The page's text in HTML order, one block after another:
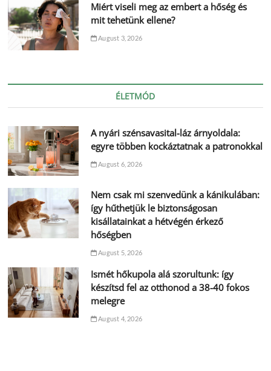
Miért viseli meg az embert a hőség és
mit tehetünk ellene?
August 3, 2026
ÉLETMÓD
A nyári szénsavasital-láz árnyoldala:
egyre többen kockáztatnak a patronokkal
August 6, 2026
Nem csak mi szenvedünk a kánikulában:
így hűthetjük le biztonságosan
kisállatainkat a hétvégén érkező
hőségben
August 5, 2026
Ismét hőkupola alá szorultunk: így
készítsd fel az otthonod a 38-40 fokos
melegre
August 4, 2026